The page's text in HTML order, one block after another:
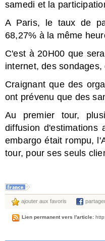
samedi et la
A Paris, le taux de
68,27% à la même
C'est à 20H00 que
internet, des
Craignant que des
ont prévenu que des
Au premier tour,
diffusion d'estimations
embargo était rompu,
tour, pour ses seuls
ajouter aux favoris
Lien permanent vers l'article: